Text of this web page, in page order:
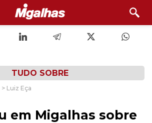
TUDO SOBRE
Luiz Eça
em Migalhas sobre